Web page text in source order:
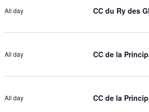
All day CC du Ry des
All day CC de la
All day CC de la